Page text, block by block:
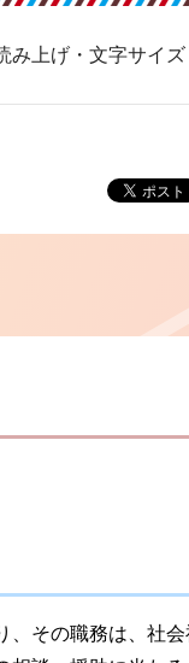
み上げ・文字サイズ
その職務は、社